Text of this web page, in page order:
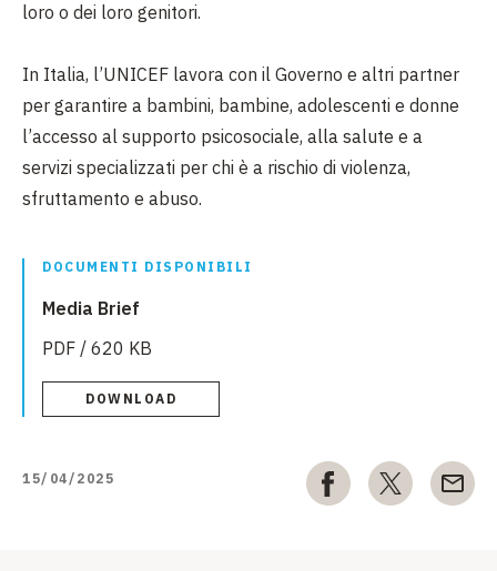
loro o dei loro genitori.
In Italia, l’UNICEF lavora con il Governo e altri partner
per garantire a bambini, bambine, adolescenti e donne
l’accesso al supporto psicosociale, alla salute e a
servizi specializzati per chi è a rischio di violenza,
sfruttamento e abuso.
DOCUMENTI DISPONIBILI
Media Brief
PDF / 620 KB
DOWNLOAD
15/04/2025